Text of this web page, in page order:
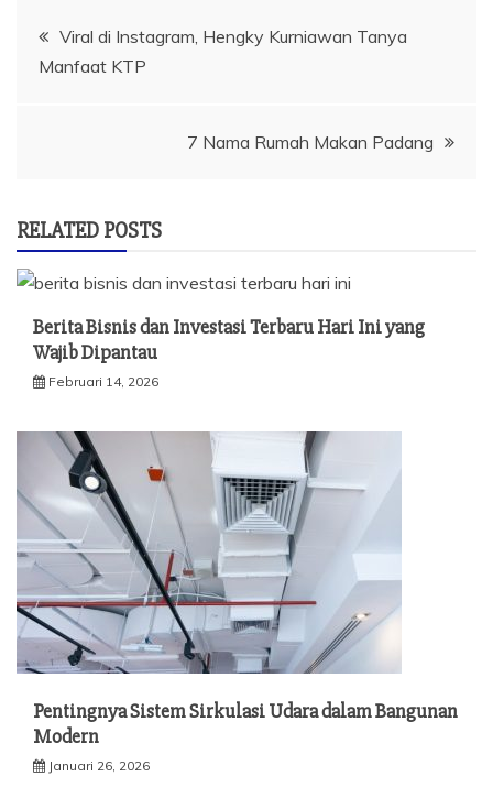
Navigasi
pos
Viral di Instagram, Hengky Kurniawan Tanya
Manfaat KTP
7 Nama Rumah Makan Padang
RELATED POSTS
Berita Bisnis dan Investasi Terbaru Hari Ini yang
Wajib Dipantau
Februari 14, 2026
Pentingnya Sistem Sirkulasi Udara dalam Bangunan
Modern
Januari 26, 2026